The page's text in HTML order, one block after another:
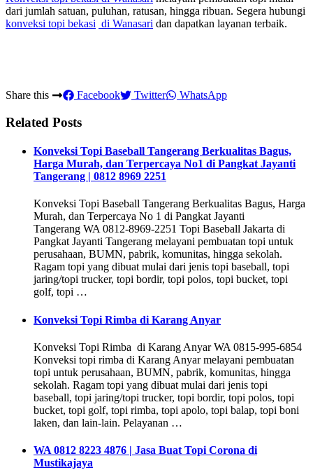
dari jumlah satuan, puluhan, ratusan, hingga ribuan. Segera hubungi
konveksi topi bekasi di Wanasari dan dapatkan layanan terbaik.
Share this Facebook Twitter WhatsApp
Related Posts
Konveksi Topi Baseball Tangerang Berkualitas Bagus,
Harga Murah, dan Terpercaya No1 di Pangkat Jayanti
Tangerang | 0812 8969 2251
Konveksi Topi Baseball Tangerang Berkualitas Bagus, Harga
Murah, dan Terpercaya No 1 di Pangkat Jayanti
Tangerang WA 0812-8969-2251 Topi Baseball Jakarta di
Pangkat Jayanti Tangerang melayani pembuatan topi untuk
perusahaan, BUMN, pabrik, komunitas, hingga sekolah.
Ragam topi yang dibuat mulai dari jenis topi baseball, topi
jaring/topi trucker, topi bordir, topi polos, topi bucket, topi
golf, topi …
Konveksi Topi Rimba di Karang Anyar
Konveksi Topi Rimba di Karang Anyar WA 0815-995-6854
Konveksi topi rimba di Karang Anyar melayani pembuatan
topi untuk perusahaan, BUMN, pabrik, komunitas, hingga
sekolah. Ragam topi yang dibuat mulai dari jenis topi
baseball, topi jaring/topi trucker, topi bordir, topi polos, topi
bucket, topi golf, topi rimba, topi apolo, topi balap, topi boni
laken, dan lain-lain. Pelayanan …
WA 0812 8223 4876 | Jasa Buat Topi Corona di
Mustikajaya